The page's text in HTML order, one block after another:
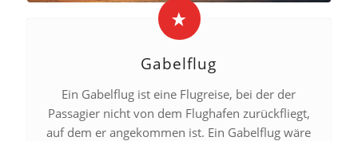
Gabelflug
Ein Gabelflug ist eine Flugreise, bei der der
Passagier nicht von dem Flughafen zurückfliegt,
auf dem er angekommen ist. Ein Gabelflug wäre